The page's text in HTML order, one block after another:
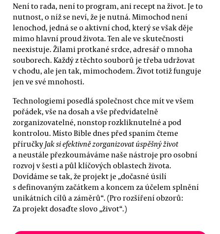
Není to rada, není to program, ani recept na život. Je to
nutnost, o níž se neví, že je nutná. Mimochod není
lenochod, jedná se o aktivní chod, který se však děje
mimo hlavní proud života. Ten ale ve skutečnosti
neexistuje. Žilami protkané srdce, adresář o mnoha
souborech. Každý z těchto souborů je třeba udržovat
v chodu, ale jen tak, mimochodem. Život totiž funguje
jen ve své mnohosti.
Technologiemi posedlá společnost chce mít ve všem
pořádek, vše na dosah a vše předvídatelně
zorganizovatelné, nonstop rozkliknutelné a pod
kontrolou. Místo Bible dnes před spaním čteme
příručky Jak si efektivně zorganizovat úspěšný život
a neustále přezkoumáváme naše nástroje pro osobní
rozvoj v šesti a půl klíčových oblastech života.
Dovídáme se tak, že projekt je „dočasné úsilí
s definovaným začátkem a koncem za účelem splnění
unikátních cílů a záměrů“. (Pro rozšíření obzorů:
Za projekt dosaďte slovo „život“.)